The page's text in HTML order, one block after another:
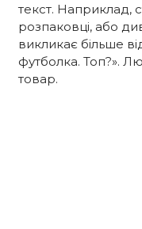
текст. Наприклад,
розпаковці, або
викликає більше
футболка. Топ?».
товар.